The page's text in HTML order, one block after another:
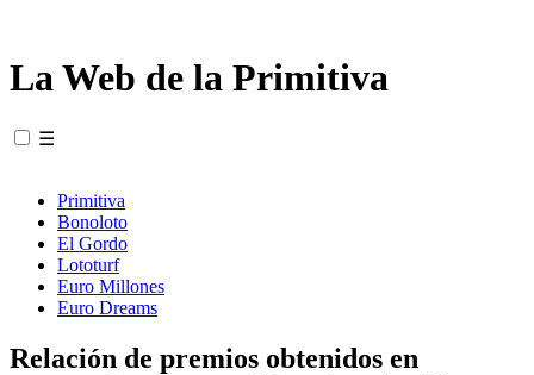
La Web de la Primitiva
☰
Primitiva
Bonoloto
El Gordo
Lototurf
Euro Millones
Euro Dreams
Relación de premios obtenidos en